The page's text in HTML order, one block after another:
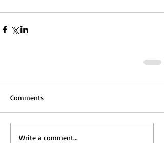
Comments
Write a comment...